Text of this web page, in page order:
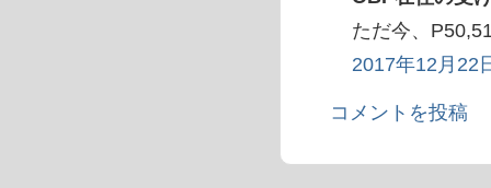
ただ今、
2017年12月22
コメントを投稿